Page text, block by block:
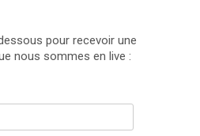
pour recevoir une
nous sommes en live :